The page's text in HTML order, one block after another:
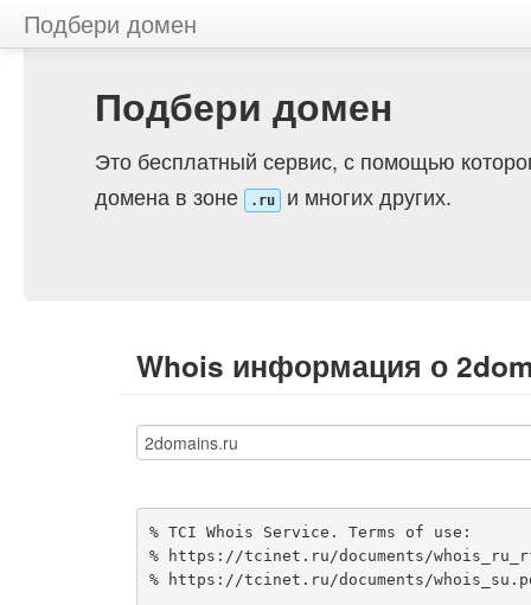
Подбери домен
Подбери домен
Это бесплатный сервис, с помощью
домена в зоне
.ru и многих других.
Whois информация о
% TCI Whois Service. Terms of use:
% https://tcinet.ru/documents/
% https://tcinet.ru/documents/